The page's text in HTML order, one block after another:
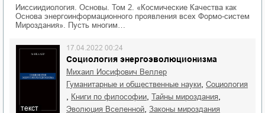
Ииссиидиология. Основы. Том 2. «Космические Качества как
Основа энергоинформационного проявления всех Формо-систем
Мироздания». Пусть многим…
текст
Социология энергоэволюционизма
17.04.2022 00:24
Михаил Иосифович Веллер
гуманитарные и общественные науки
социология
книги по философии тайны мироздания
эволюция Вселенной законы мироздания